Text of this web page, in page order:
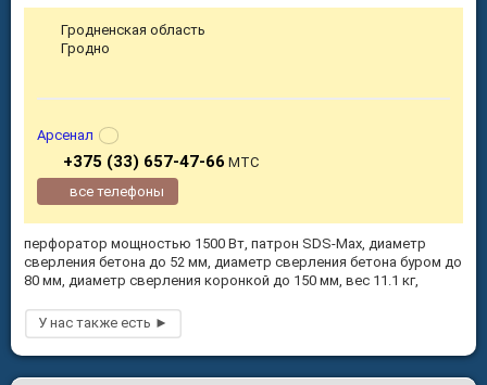
перфоратор мощностью 1500 Вт, патрон SDS-Max, диаметр
сверления бетона до 52 мм, диаметр сверления бетона буром до
80 мм, диаметр сверления коронкой до 150 мм, вес 11.1 кг,
Гродненская область
Гродно
Арсенал
+375 (33) 657-47-66 МТС
все телефоны